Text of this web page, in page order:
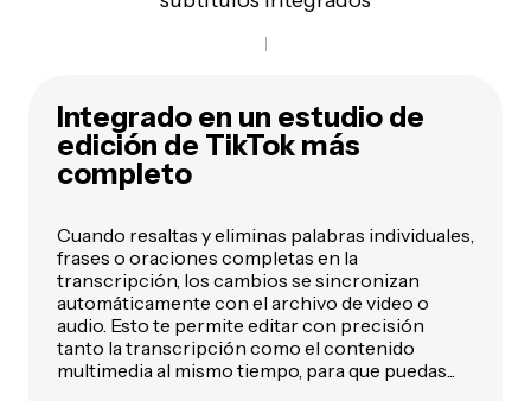
Integrado en un estudio de
edición de TikTok más
completo
Cuando resaltas y eliminas palabras individuales,
frases o oraciones completas en la
transcripción, los cambios se sincronizan
automáticamente con el archivo de video o
audio. Esto te permite editar con precisión
tanto la transcripción como el contenido
multimedia al mismo tiempo, para que puedas...